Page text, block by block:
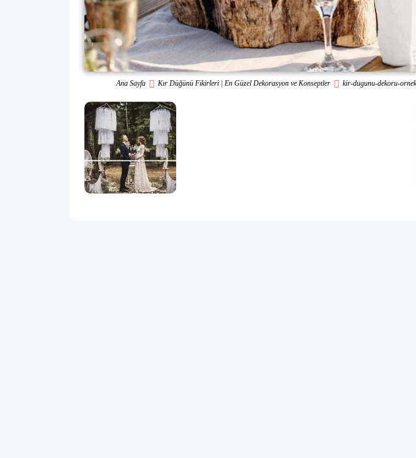
Ana Sayfa Kır Düğünü Fikirleri | En Güzel Dekorasyon ve Konseptler kir-dugunu-dekoru-